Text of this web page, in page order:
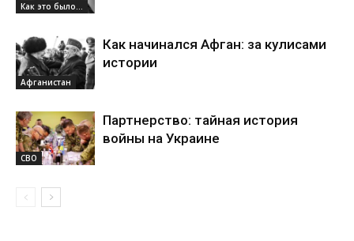
Как это было...
Афганистан
Как начинался Афган: за кулисами
истории
СВО
Партнерство: тайная история
войны на Украине